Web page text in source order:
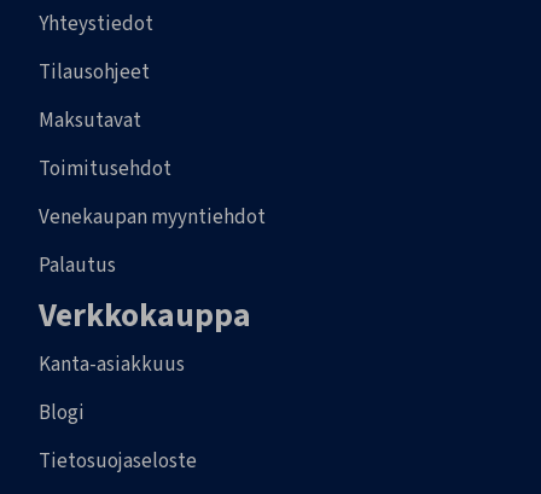
Yhteystiedot
Tilausohjeet
Maksutavat
Toimitusehdot
Venekaupan myyntiehdot
Palautus
Verkkokauppa
Kanta-asiakkuus
Blogi
Tietosuojaseloste